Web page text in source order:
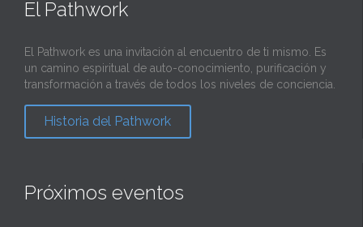
El Pathwork
El Pathwork es una invitación al encuentro de ti mismo. Es
un camino espiritual de auto-conocimiento, purificación y
transformación a través de todos los niveles de conciencia.
Historia del Pathwork
Próximos eventos